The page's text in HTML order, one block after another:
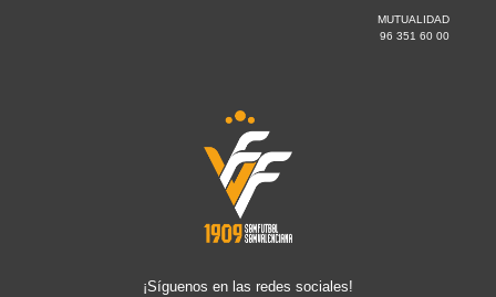
MUTUALIDAD
96 351 60 00
¡Síguenos en las redes sociales!